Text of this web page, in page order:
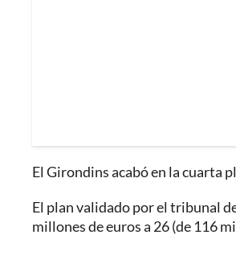
El Girondins acabó en la cuarta
El plan validado por el tribunal
millones de euros a 26 (de 116